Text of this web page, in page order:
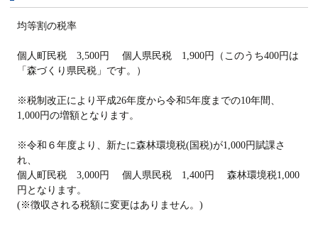
均等割の税率
個人町民税 3,500円 個人県民税 1,900円（このうち400円は
「森づくり県民税」です。）
※税制改正により平成26年度から令和5年度までの10年間、
1,000円の増額となります。
※令和６年度より、新たに森林環境税(国税)が1,000円賦課さ
れ、
個人町民税 3,000円 個人県民税 1,400円 森林環境税1,000
円となります。
(※徴収される税額に変更はありません。)